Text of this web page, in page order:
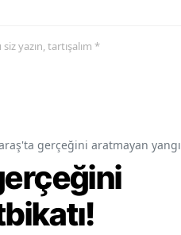
yazın, tartışalım *
gerçeğini aratmayan